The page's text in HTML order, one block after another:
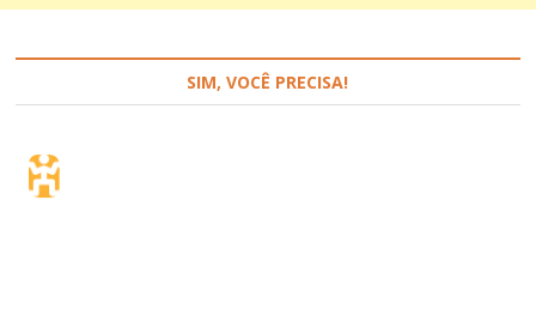
SIM, VOCÊ PRECISA!